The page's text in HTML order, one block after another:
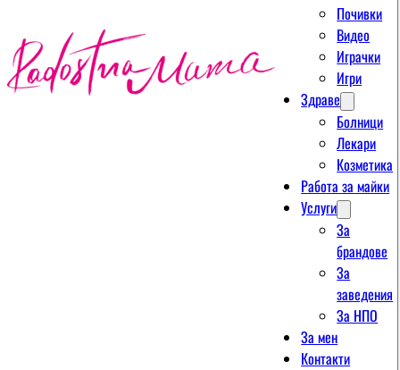
Почивки
Видео
Играчки
Игри
Здраве
Болници
Лекари
Козметика
Работа за майки
Услуги
За
брандове
За
заведения
За НПО
За мен
Контакти